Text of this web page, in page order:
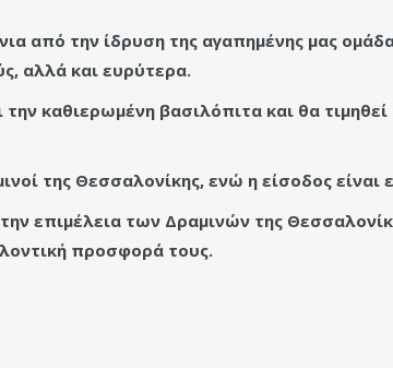
από την ίδρυση της αγαπημένης μας
αλλά και ευρύτερα.
καθιερωμένη βασιλόπιτα και θα
της Θεσσαλονίκης, ενώ η είσοδος είναι
επιμέλεια των Δραμινών της
προσφορά τους.